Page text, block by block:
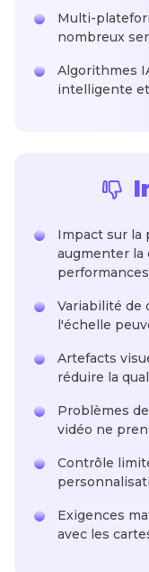
Multi-
nombreux
Algorithmes
intelligente
Impact sur la
augmenter la
Variabilité de
l'échelle
Artefacts
réduire la
Problèmes
vidéo ne
Contrôle
Exigences
avec les